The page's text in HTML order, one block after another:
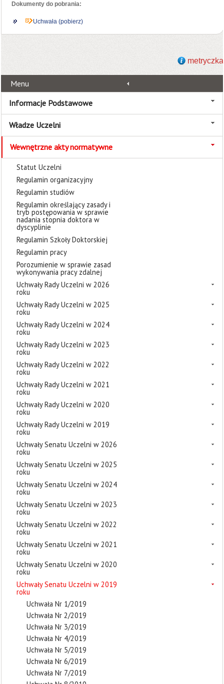
Dokumenty do pobrania:
Uchwała (pobierz)
metryczka
Menu
Informacje Podstawowe
Władze Uczelni
Wewnętrzne akty normatywne
Statut Uczelni
Regulamin organizacyjny
Regulamin studiów
Regulamin określający zasady i
tryb postępowania w sprawie
nadania stopnia doktora w
dyscyplinie
Regulamin Szkoły Doktorskiej
Regulamin pracy
Porozumienie w sprawie zasad
wykonywania pracy zdalnej
Uchwały Rady Uczelni w 2026
roku
Uchwały Rady Uczelni w 2025
roku
Uchwały Rady Uczelni w 2024
roku
Uchwały Rady Uczelni w 2023
roku
Uchwały Rady Uczelni w 2022
roku
Uchwały Rady Uczelni w 2021
roku
Uchwały Rady Uczelni w 2020
roku
Uchwały Rady Uczelni w 2019
roku
Uchwały Senatu Uczelni w 2026
roku
Uchwały Senatu Uczelni w 2025
roku
Uchwały Senatu Uczelni w 2024
roku
Uchwały Senatu Uczelni w 2023
roku
Uchwały Senatu Uczelni w 2022
roku
Uchwały Senatu Uczelni w 2021
roku
Uchwały Senatu Uczelni w 2020
roku
Uchwały Senatu Uczelni w 2019
roku
Uchwała Nr 1/2019
Uchwała Nr 2/2019
Uchwała Nr 3/2019
Uchwała Nr 4/2019
Uchwała Nr 5/2019
Uchwała Nr 6/2019
Uchwała Nr 7/2019